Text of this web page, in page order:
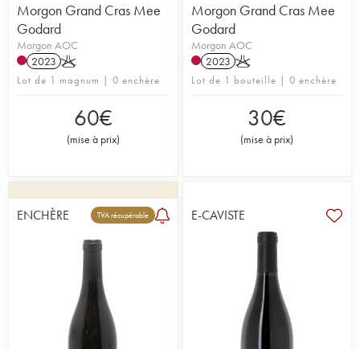
Morgon Grand Cras Mee
Godard
Morgon AOC
2023 K
Lot de 1 magnum | 0 enchère
60€
(mise à prix)
Morgon Grand Cras Mee
Godard
Morgon AOC
2023 K
Lot de 1 bouteille | 0 enchère
30€
(mise à prix)
ENCHÈRE TVA récupérable E-CAVISTE